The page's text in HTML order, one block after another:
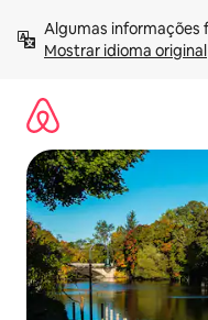
para
Mostrar idioma original